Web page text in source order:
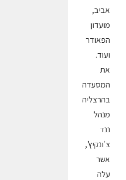
אביב,
מועדון
הפאודר
ועוד.
את
המסעדה
בהרצליה
מנהל
ננד
צ'ונקיץ',
אשר
עלה